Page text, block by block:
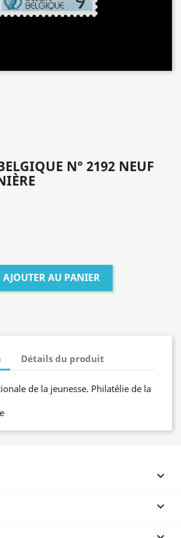
N° 2192 NEUF
AJOUTER AU PANIER
Détails du produit
de la jeunesse. Philatélie de la

